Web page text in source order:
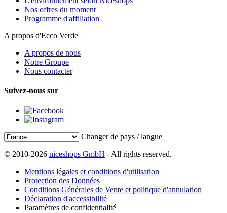
Nos offres du moment
Programme d'affiliation
A propos d'Ecco Verde
A propos de nous
Notre Groupe
Nous contacter
Suivez-nous sur
Changer de pays / langue
© 2010-2026 niceshops GmbH - All rights reserved.
Mentions légales et conditions d'utilisation
Protection des Données
Conditions Générales de Vente et politique d'annulation
Déclaration d'accessibilité
Paramètres de confidentialité